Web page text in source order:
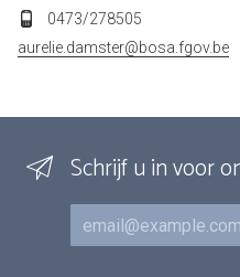
0473/278505
aurelie.damster@bosa.fgov.be
Schrijf u in voor
E-mail